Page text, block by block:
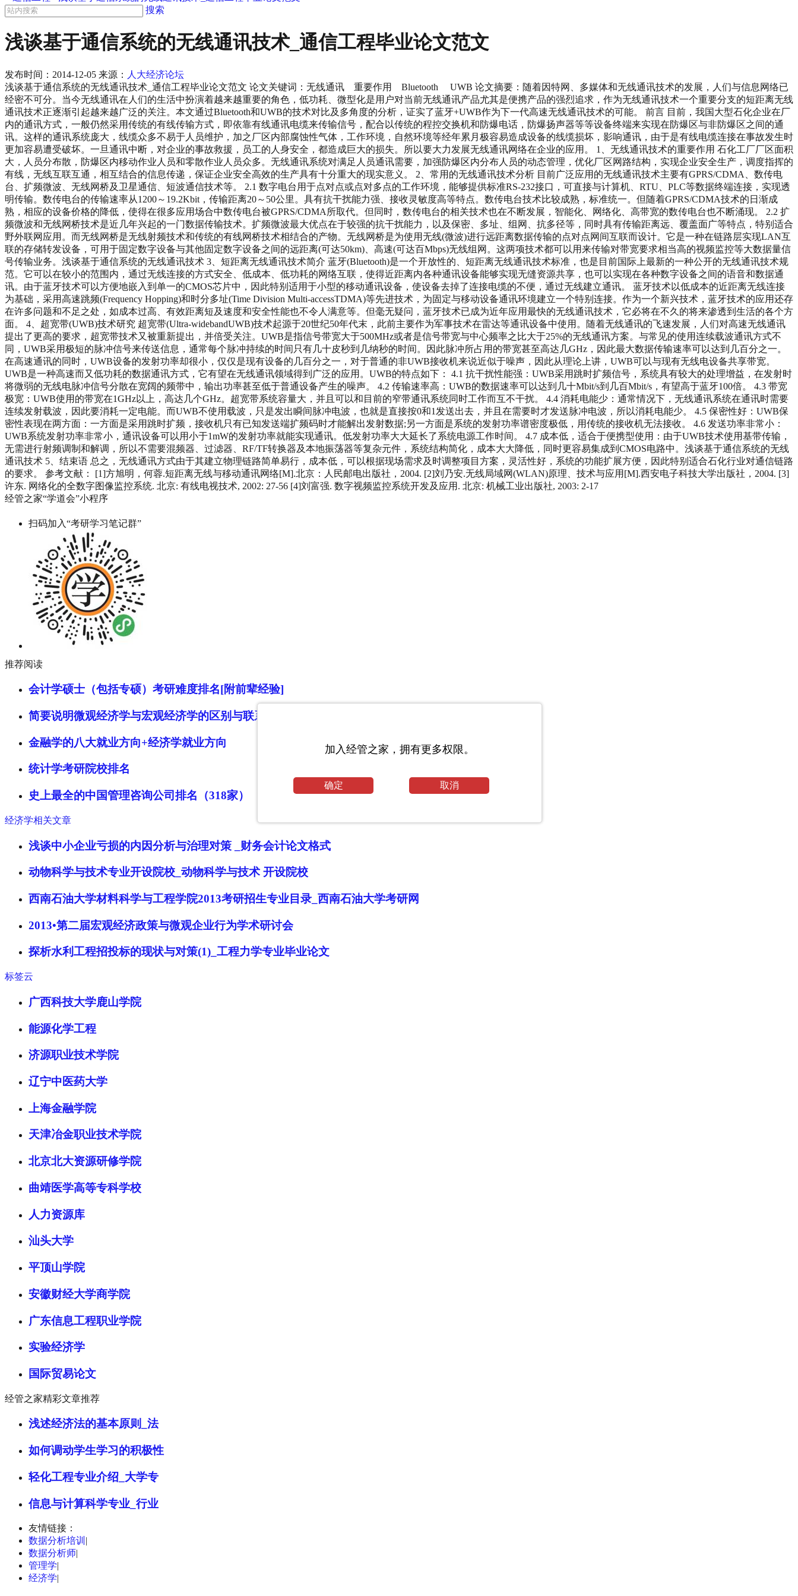
搜索
浅谈基于通信系统的无线通讯技术_通信工程毕业论文范文
发布时间： 2014-12-05 来源： 人大经济论坛
浅谈基于通信系统的无线通讯技术_通信工程毕业论文范文 论文关键词：无线通讯 重要作用 Bluetooth UWB 论文摘要：随着因特网、多媒体和无线通讯技术的发展，人们与信息网络已
经密不可分。当今无线通讯在人们的生活中扮演着越来越重要的角色，低功耗、微型化是用户对当前无线通讯产品尤其是便携产品的强烈追求，作为无线通讯技术一个重要分支的短距离无线
通讯技术正逐渐引起越来越广泛的关注。本文通过Bluetooth和UWB的技术对比及多角度的分析，证实了蓝牙+UWB作为下一代高速无线通讯技术的可能。 前言 目前，我国大型石化企业在厂
内的通讯方式，一般仍然采用传统的有线传输方式，即依靠有线通讯电缆来传输信号，配合以传统的程控交换机和防爆电话，防爆扬声器等等设备终端来实现在防爆区与非防爆区之间的通
讯。这样的通讯系统庞大，线缆众多不易于人员维护，加之厂区内部腐蚀性气体，工作环境，自然环境等经年累月极容易造成设备的线缆损坏，影响通讯，由于是有线电缆连接在事故发生时
更加容易遭受破坏。一旦通讯中断，对企业的事故救援，员工的人身安全，都造成巨大的损失。所以要大力发展无线通讯网络在企业的应用。 1、无线通讯技术的重要作用 石化工厂厂区面积
大，人员分布散，防爆区内移动作业人员和零散作业人员众多。无线通讯系统对满足人员通讯需要，加强防爆区内分布人员的动态管理，优化厂区网路结构，实现企业安全生产，调度指挥的
有线，无线互联互通，相互结合的信息传递，保证企业安全高效的生产具有十分重大的现实意义。 2、常用的无线通讯技术分析 目前广泛应用的无线通讯技术主要有GPRS/CDMA、数传电
台、扩频微波、无线网桥及卫星通信、短波通信技术等。 2.1 数字电台用于点对点或点对多点的工作环境，能够提供标准RS-232接口，可直接与计算机、RTU、PLC等数据终端连接，实现透
明传输。数传电台的传输速率从1200～19.2Kbit，传输距离20～50公里。具有抗干扰能力强、接收灵敏度高等特点。数传电台技术比较成熟，标准统一。但随着GPRS/CDMA技术的日渐成
熟，相应的设备价格的降低，使得在很多应用场合中数传电台被GPRS/CDMA所取代。但同时，数传电台的相关技术也在不断发展，智能化、网络化、高带宽的数传电台也不断涌现。 2.2 扩
频微波和无线网桥技术是近几年兴起的一门数据传输技术。扩频微波最大优点在于较强的抗干扰能力，以及保密、多址、组网、抗多径等，同时具有传输距离远、覆盖面广等特点，特别适合
野外联网应用。而无线网桥是无线射频技术和传统的有线网桥技术相结合的产物。无线网桥是为使用无线(微波)进行远距离数据传输的点对点网间互联而设计。它是一种在链路层实现LAN互
联的存储转发设备，可用于固定数字设备与其他固定数字设备之间的远距离(可达50km)、高速(可达百Mbps)无线组网。这两项技术都可以用来传输对带宽要求相当高的视频监控等大数据量信
号传输业务。浅谈基于通信系统的无线通讯技术 3、短距离无线通讯技术简介 蓝牙(Bluetooth)是一个开放性的、短距离无线通讯技术标准，也是目前国际上最新的一种公开的无线通讯技术规
范。它可以在较小的范围内，通过无线连接的方式安全、低成本、低功耗的网络互联，使得近距离内各种通讯设备能够实现无缝资源共享，也可以实现在各种数字设备之间的语音和数据通
讯。由于蓝牙技术可以方便地嵌入到单一的CMOS芯片中，因此特别适用于小型的移动通讯设备，使设备去掉了连接电缆的不便，通过无线建立通讯。 蓝牙技术以低成本的近距离无线连接
为基础，采用高速跳频(Frequency Hopping)和时分多址(Time Division Multi-accessTDMA)等先进技术，为固定与移动设备通讯环境建立一个特别连接。作为一个新兴技术，蓝牙技术的应用还存
在许多问题和不足之处，如成本过高、有效距离短及速度和安全性能也不令人满意等。但毫无疑问，蓝牙技术已成为近年应用最快的无线通讯技术，它必将在不久的将来渗透到生活的各个方
面。 4、超宽带(UWB)技术研究 超宽带(Ultra-widebandUWB)技术起源于20世纪50年代末，此前主要作为军事技术在雷达等通讯设备中使用。随着无线通讯的飞速发展，人们对高速无线通讯
提出了更高的要求，超宽带技术又被重新提出，并倍受关注。UWB是指信号带宽大于500MHz或者是信号带宽与中心频率之比大于25%的无线通讯方案。与常见的使用连续载波通讯方式不
同，UWB采用极短的脉冲信号来传送信息，通常每个脉冲持续的时间只有几十皮秒到几纳秒的时间。因此脉冲所占用的带宽甚至高达几GHz，因此最大数据传输速率可以达到几百分之一。
在高速通讯的同时，UWB设备的发射功率却很小，仅仅是现有设备的几百分之一，对于普通的非UWB接收机来说近似于噪声，因此从理论上讲，UWB可以与现有无线电设备共享带宽。
UWB是一种高速而又低功耗的数据通讯方式，它有望在无线通讯领域得到广泛的应用。UWB的特点如下： 4.1 抗干扰性能强：UWB采用跳时扩频信号，系统具有较大的处理增益，在发射时
将微弱的无线电脉冲信号分散在宽阔的频带中，输出功率甚至低于普通设备产生的噪声。 4.2 传输速率高：UWB的数据速率可以达到几十Mbit/s到几百Mbit/s，有望高于蓝牙100倍。 4.3 带宽
极宽：UWB使用的带宽在1GHz以上，高达几个GHz。超宽带系统容量大，并且可以和目前的窄带通讯系统同时工作而互不干扰。 4.4 消耗电能少：通常情况下，无线通讯系统在通讯时需要
连续发射载波，因此要消耗一定电能。而UWB不使用载波，只是发出瞬间脉冲电波，也就是直接按0和1发送出去，并且在需要时才发送脉冲电波，所以消耗电能少。 4.5 保密性好：UWB保
密性表现在两方面：一方面是采用跳时扩频，接收机只有已知发送端扩频码时才能解出发射数据;另一方面是系统的发射功率谱密度极低，用传统的接收机无法接收。 4.6 发送功率非常小：
UWB系统发射功率非常小，通讯设备可以用小于1mW的发射功率就能实现通讯。低发射功率大大延长了系统电源工作时间。 4.7 成本低，适合于便携型使用：由于UWB技术使用基带传输，
无需进行射频调制和解调，所以不需要混频器、过滤器、RF/TF转换器及本地振荡器等复杂元件，系统结构简化，成本大大降低，同时更容易集成到CMOS电路中。浅谈基于通信系统的无线
通讯技术 5、结束语 总之，无线通讯方式由于其建立物理链路简单易行，成本低，可以根据现场需求及时调整项目方案，灵活性好，系统的功能扩展方便，因此特别适合石化行业对通信链路
的要求。 参考文献： [1]方旭明，何蓉.短距离无线与移动通讯网络[M].北京：人民邮电出版社，2004. [2]刘乃安.无线局域网(WLAN)原理、技术与应用[M].西安电子科技大学出版社，2004. [3]
许东. 网络化的全数字图像监控系统. 北京: 有线电视技术, 2002: 27-56 [4]刘富强. 数字视频监控系统开发及应用. 北京: 机械工业出版社, 2003: 2-17
经管之家“学道会”小程序
扫码加入“考研学习笔记群”
推荐阅读
会计学硕士（包括专硕）考研难度排名[附前辈经验]
简要说明微观经济学与宏观经济学的区别与联系
金融学的八大就业方向+经济学就业方向
统计学考研院校排名
史上最全的中国管理咨询公司排名（318家）
经济学相关文章
浅谈中小企业亏损的内因分析与治理对策 _财务会计论文格式
动物科学与技术专业开设院校_动物科学与技术 开设院校
西南石油大学材料科学与工程学院2013考研招生专业目录_西南石油大学考研网
2013•第二届宏观经济政策与微观企业行为学术研讨会
探析水利工程招投标的现状与对策(1)_工程力学专业毕业论文
标签云
广西科技大学鹿山学院
能源化学工程
济源职业技术学院
辽宁中医药大学
上海金融学院
天津冶金职业技术学院
北京北大资源研修学院
曲靖医学高等专科学校
人力资源库
汕头大学
平顶山学院
安徽财经大学商学院
广东信息工程职业学院
实验经济学
国际贸易论文
经管之家精彩文章推荐
浅述经济法的基本原则_法
如何调动学生学习的积极性
轻化工程专业介绍_大学专
信息与计算科学专业_行业
友情链接：
数据分析培训 |
数据分析师|
管理学|
经济学|
加入经管之家，拥有更多权限。
确定 取消